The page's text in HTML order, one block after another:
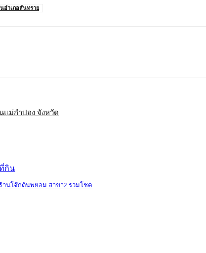
นอำเภอสันทราย
แม่กำปอง จังหวัด
กิน
านโจ๊กต้นพยอม สาขา2 รวมโชค